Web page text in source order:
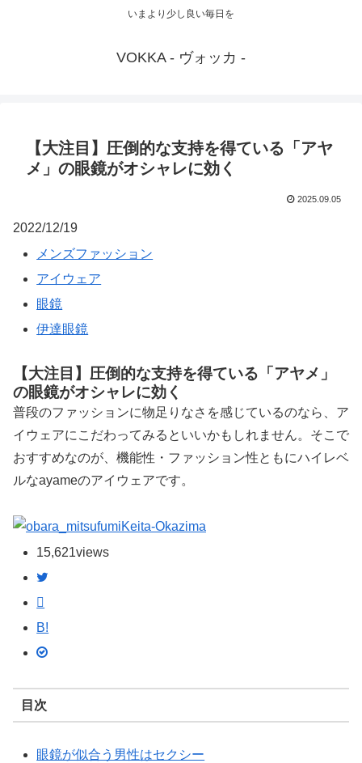
いまより少し良い毎日を
VOKKA - ヴォッカ -
【大注目】圧倒的な支持を得ている「アヤ
メ」の眼鏡がオシャレに効く
2025.09.05
2022/12/19
メンズファッション
アイウェア
眼鏡
伊達眼鏡
【大注目】圧倒的な支持を得ている「アヤメ」
の眼鏡がオシャレに効く
普段のファッションに物足りなさを感じているのなら、ア
イウェアにこだわってみるといいかもしれません。そこで
おすすめなのが、機能性・ファッション性ともにハイレベ
ルなayameのアイウェアです。
Keita-Okazima
15,621views
B!
目次
眼鏡が似合う男性はセクシー